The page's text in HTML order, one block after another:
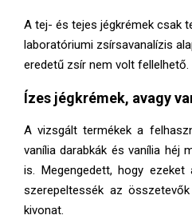
A tej- és tejes jégkrémek csak
laboratóriumi zsírsavanalízis
eredetű zsír nem volt fellelhető.
Ízes jégkrémek, avagy
A vizsgált termékek a
vanília darabkák és vanília héj
is. Megengedett, hogy ezeket
szerepeltessék az
kivonat.